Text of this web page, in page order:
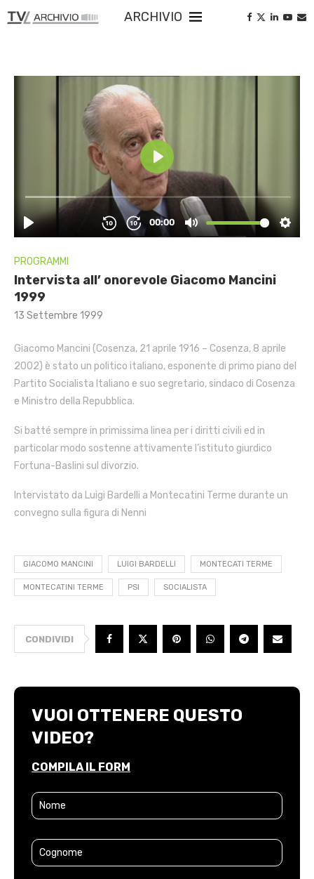
ARCHIVIO
PROGRAMMI
Intervista all’ onorevole Giacomo Mancini
1999
13 Settembre 1999
Giacomo Mancini (Cosenza, 21 aprile 1916 – Cosenza, 8 aprile
2002) è stato un politico italiano, esponente di primo piano del
Partito Socialista Italiano e suo segretario, sindaco di Cosenza
e Ministro della Repubblica.
Si batté sempre in primissima linea per i diritti civili ed in
particolar modo sostenne attivamente l’istituto giurdico
Fortuna-Baslini sul divorzio.
Intervistato da Luigi Bardelli a Montecatini Terme durante un
convegno sulla figura di Nenni
GIACOMO MANCINI LUIGI BARDELLI MONTECATI TERME
MONTECATINI TERME PSI SOCIALISTA
CONDIVIDI
VUOI OTTENERE QUESTO
VIDEO?
COMPILA IL FORM